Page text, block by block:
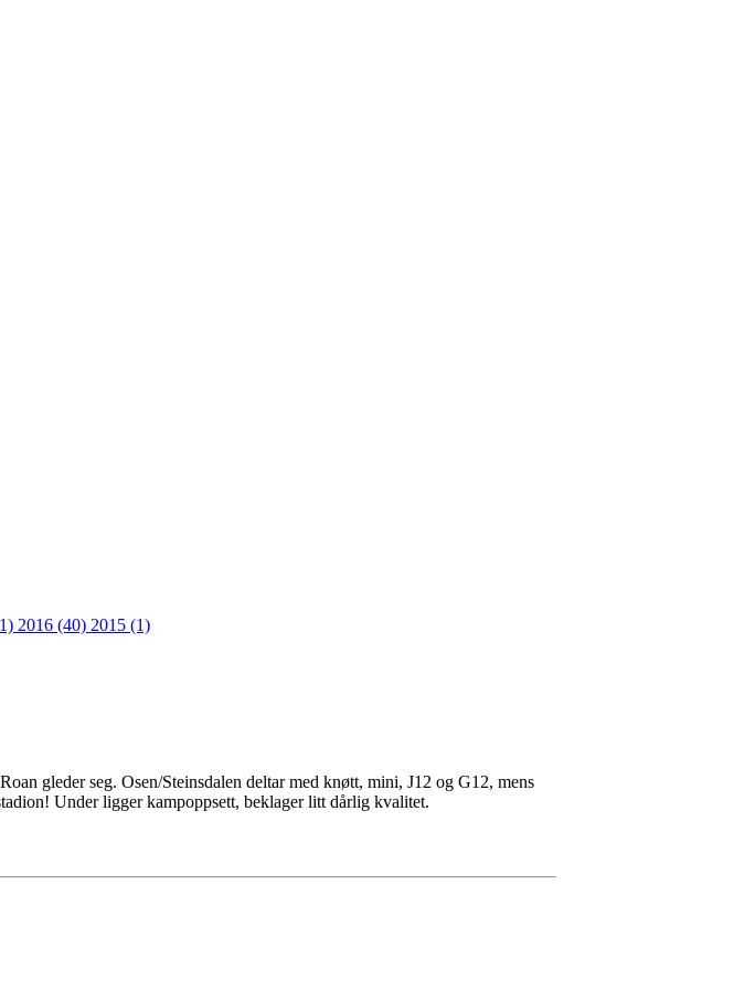
2016 (40) 2015 (1)
gleder seg. Osen/Steinsdalen deltar med knøtt, mini, J12 og G12, mens
Under ligger kampoppsett, beklager litt dårlig kvalitet.